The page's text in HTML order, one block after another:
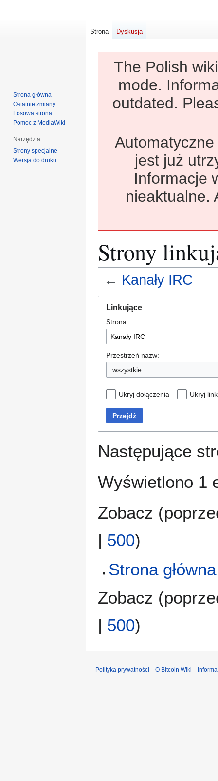
The Polish
mode.
outdated.
jest już
Informacje
nieaktualne.
Strony
← Kanały IRC
nawigacji
wyszukiwania
Linkujące
Strona:
Przestrzeń nazw:
wszystkie
Ukryj dołączenia Ukryj
Przejdź
Następujące
Wyświetlono 1
Zobacz (
| 500)
Strona główna
Zobacz (
| 500)
Strona Dyskusja
Strona główna
Ostatnie zmiany
Losowa strona
Pomoc z MediaWiki
Narzędzia
Strony specjalne
Wersja do druku
Polityka prywatności O Bitcoin Wiki